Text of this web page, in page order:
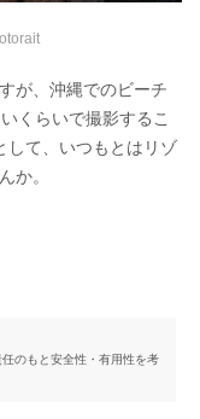
が、沖縄でのビーチ
くらいで撮影するこ
して、いつもとはリゾ
か。
のもと安全性・有用性を考